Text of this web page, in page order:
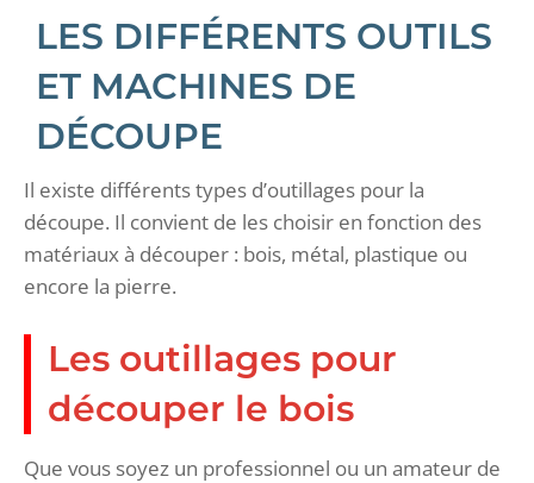
LES DIFFÉRENTS OUTILS
ET MACHINES DE
DÉCOUPE
Il existe différents types d’outillages pour la
découpe. Il convient de les choisir en fonction des
matériaux à découper : bois, métal, plastique ou
encore la pierre.
Les outillages pour
découper le bois
Que vous soyez un professionnel ou un amateur de